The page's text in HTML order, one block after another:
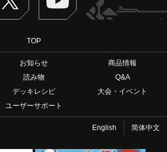
TOP
お知らせ
商品情報
読み物
Q&A
デッキレシピ
大会・イベント
ユーザーサポート
English 简体中文